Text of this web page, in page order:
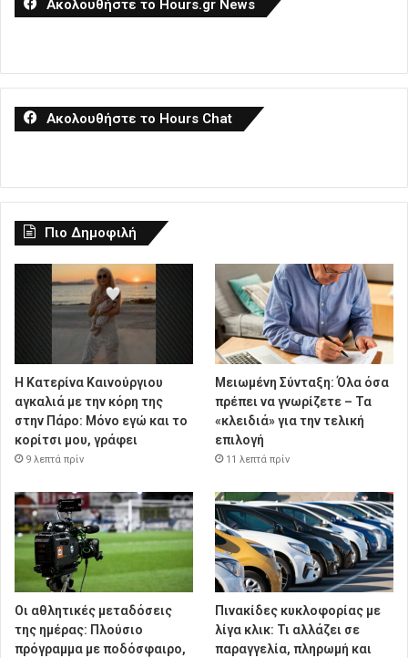
Ακολουθήστε το Hours.gr News
Ακολουθήστε το Hours Chat
Πιο Δημοφιλή
Η Κατερίνα Καινούργιου
αγκαλιά με την κόρη της
στην Πάρο: Μόνο εγώ και το
κορίτσι μου, γράφει
9 λεπτά πρίν
Μειωμένη Σύνταξη: Όλα όσα
πρέπει να γνωρίζετε – Τα
«κλειδιά» για την τελική
επιλογή
11 λεπτά πρίν
Οι αθλητικές μεταδόσεις
της ημέρας: Πλούσιο
πρόγραμμα με ποδόσφαιρο,
Πινακίδες κυκλοφορίας με
λίγα κλικ: Τι αλλάζει σε
παραγγελία, πληρωμή και